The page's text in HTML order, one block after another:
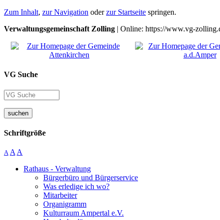
Zum Inhalt, zur Navigation oderzur Startseite springen.
Verwaltungsgemeinschaft Zolling | Online: https://www.vg-
VG Suche
suchen
Schriftgröße
A A A
Rathaus - Verwaltung
Bürgerbüro und Bürgerservice
Was erledige ich wo?
Mitarbeiter
Organigramm
Kulturraum Ampertal e.V.